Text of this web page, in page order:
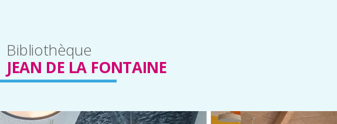
Bibliothèque
JEAN DE LA FONTAINE